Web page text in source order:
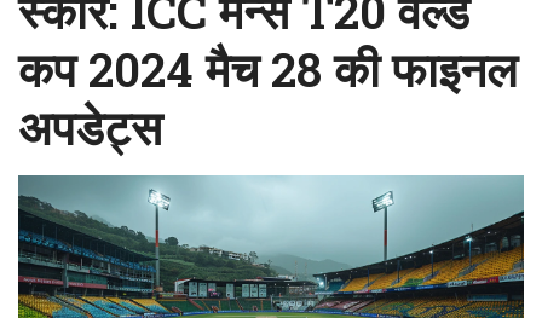
कप 2024 मैच 28 की फाइनल
अपडेट्स